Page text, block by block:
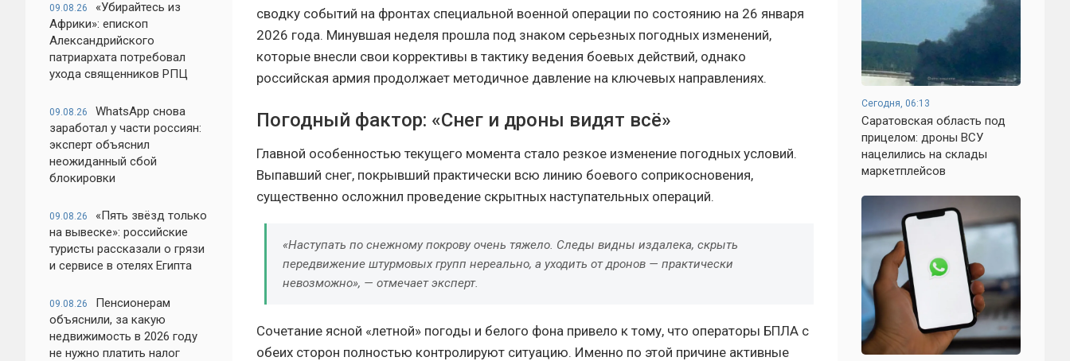
09.08.26
«Убирайтесь из
Африки»: епископ
Александрийского
патриархата потребовал
ухода священников РПЦ
09.08.26
WhatsApp снова
заработал у части россиян:
эксперт объяснил
неожиданный сбой
блокировки
09.08.26
«Пять звёзд только
на вывеске»: российские
туристы рассказали о грязи
и сервисе в отелях Египта
09.08.26
Пенсионерам
объяснили, за какую
недвижимость в 2026 году
не нужно платить налог
сводку событий на фронтах специальной военной операции по состоянию на 26 января
2026 года. Минувшая неделя прошла под знаком серьезных погодных изменений,
которые внесли свои коррективы в тактику ведения боевых действий, однако
российская армия продолжает методичное давление на ключевых направлениях.
Погодный фактор: «Снег и дроны видят всё»
Главной особенностью текущего момента стало резкое изменение погодных условий.
Выпавший снег, покрывший практически всю линию боевого соприкосновения,
существенно осложнил проведение скрытных наступательных операций.
«Наступать по снежному покрову очень тяжело. Следы видны издалека, скрыть
передвижение штурмовых групп нереально, а уходить от дронов — практически
невозможно», — отмечает эксперт.
Сочетание ясной «летной» погоды и белого фона привело к тому, что операторы БПЛА с
обеих сторон полностью контролируют ситуацию. Именно по этой причине активные
Сегодня, 06:13
Саратовская область под
прицелом: дроны ВСУ
нацелились на склады
маркетплейсов